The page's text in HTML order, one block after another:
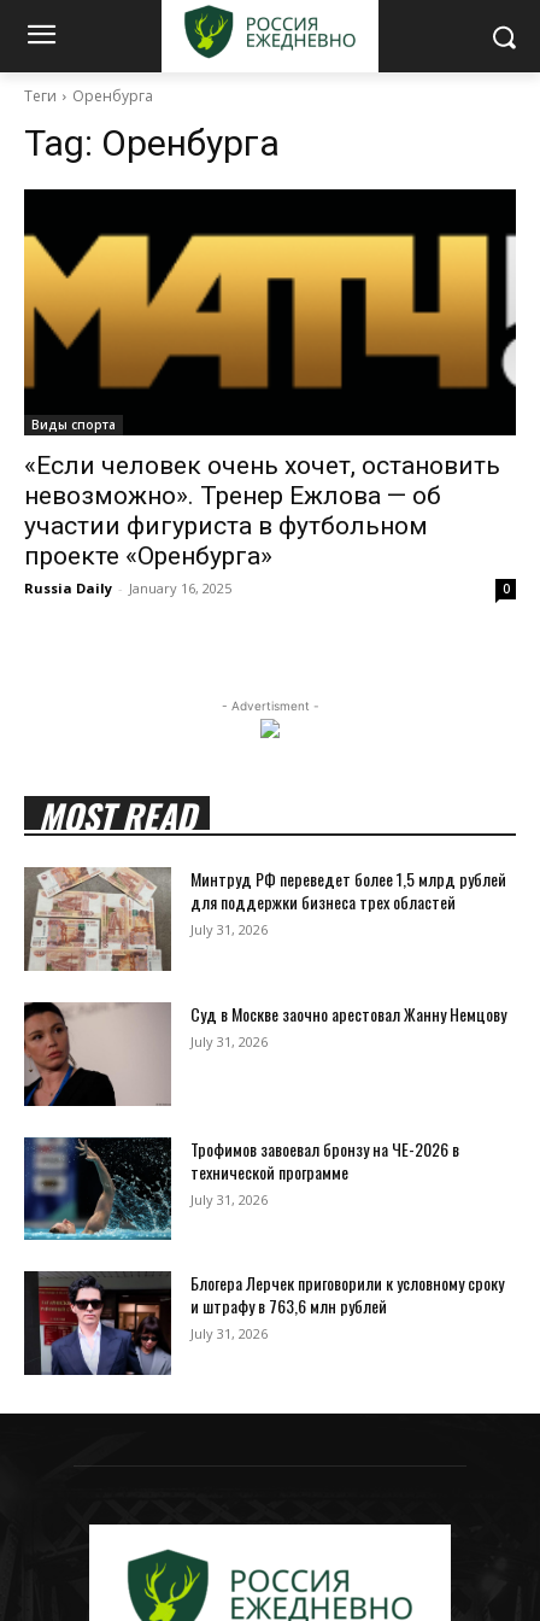
Теги Оренбурга
Tag: Оренбурга
Виды спорта
«Если человек очень хочет, остановить
невозможно». Тренер Ежлова — об
участии фигуриста в футбольном
проекте «Оренбурга»
Russia Daily - January 16, 2025 0
- Advertisment -
MOST READ
Минтруд РФ переведет более 1,5 млрд рублей
для поддержки бизнеса трех областей
July 31, 2026
Суд в Москве заочно арестовал Жанну Немцову
July 31, 2026
Трофимов завоевал бронзу на ЧЕ-2026 в
технической программе
July 31, 2026
Блогера Лерчек приговорили к условному сроку
и штрафу в 763,6 млн рублей
July 31, 2026